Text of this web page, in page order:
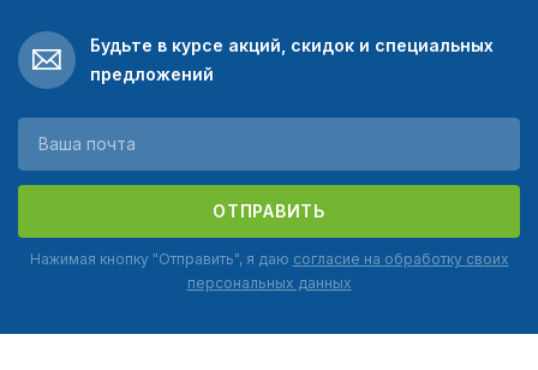
Будьте в курсе акций, скидок и специальных
предложений
ОТПРАВИТЬ
Нажимая кнопку "Отправить", я даю согласие на обработку своих
персональных данных